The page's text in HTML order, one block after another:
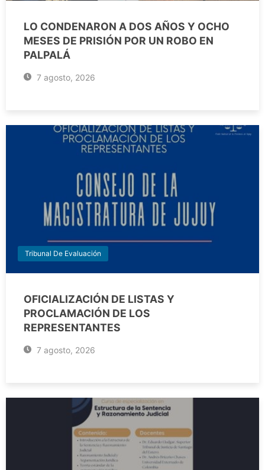
LO CONDENARON A DOS AÑOS Y OCHO
MESES DE PRISIÓN POR UN ROBO EN
PALPALÁ
7 agosto, 2026
Tribunal De Evaluación
OFICIALIZACIÓN DE LISTAS Y
PROCLAMACIÓN DE LOS
REPRESENTANTES
7 agosto, 2026